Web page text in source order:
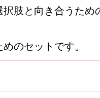
肢と向き合うため
のセットです。